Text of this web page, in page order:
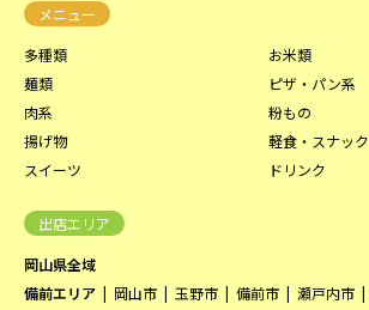
メニュー
多種類
お米類
麺類
ピザ・パン系
肉系
粉もの
揚げ物
軽食・スナック
スイーツ
ドリンク
出店エリア
岡山県全域
備前エリア
岡山市 玉野市 備前市 瀬戸内市